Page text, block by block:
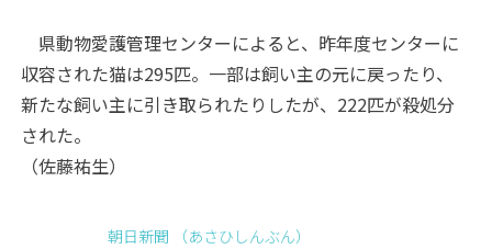
県動物愛護管理センターによると、昨年度センターに
収容された猫は295匹。一部は飼い主の元に戻ったり、
新たな飼い主に引き取られたりしたが、222匹が殺処分
された。
（佐藤祐生）
朝日新聞 （あさひしんぶん）